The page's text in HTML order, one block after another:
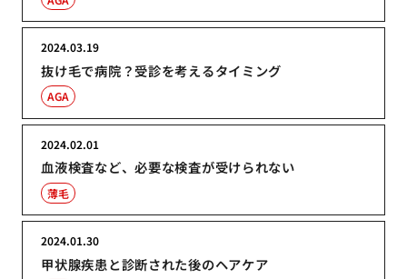
抜け毛で病院？受診を考えるタイミング
2024.03.19
AGA
血液検査など、必要な検査が受けられない
2024.02.01
薄毛
甲状腺疾患と診断された後のヘアケア
2024.01.30